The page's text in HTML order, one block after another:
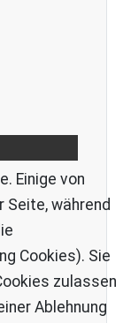
Einige von
Seite, während
Cookies). Sie
zulassen
Ablehnung